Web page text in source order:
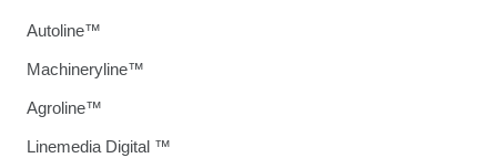
Autoline™
Machineryline™
Agroline™
Linemedia Digital ™